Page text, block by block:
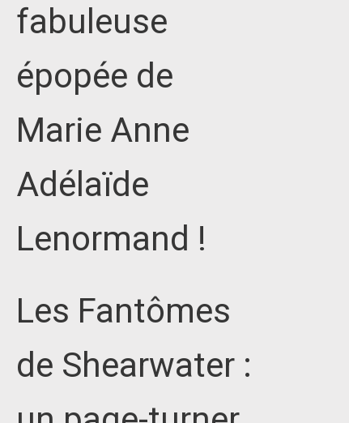
fabuleuse
épopée de
Marie Anne
Adélaïde
Lenormand !
Les Fantômes
de Shearwater :